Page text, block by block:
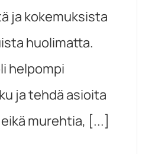
ja kokemuksista
huolimatta.
helpompi
ja tehdä asioita
murehtia, [...]